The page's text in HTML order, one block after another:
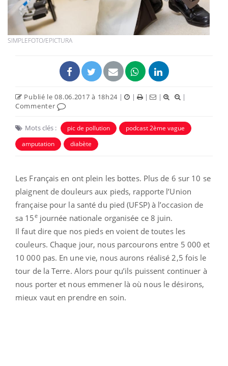
SIMPLEFOTO/EPICTURA
Publié le 08.06.2017 à 18h24 | | | |
|
Commenter
Mots clés : pic de pollution
podcast 2ème vague
amputation
diabète
Les Français en ont plein les bottes. Plus de 6 sur 10 se
plaignent de douleurs aux pieds, rapporte l’Union
française pour la santé du pied (UFSP) à l’occasion de
sa 15ejournée nationale organisée ce 8 juin.
Il faut dire que nos pieds en voient de toutes les
couleurs. Chaque jour, nous parcourons entre 5 000 et
10 000 pas. En une vie, nous aurons réalisé 2,5 fois le
tour de la Terre. Alors pour qu’ils puissent continuer à
nous porter et nous emmener là où nous le désirons,
mieux vaut en prendre en soin.